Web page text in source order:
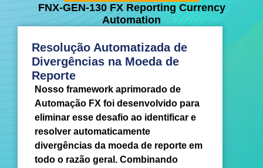
FNX-GEN-130 FX Reporting Currency
Automation
Resolução Automatizada de
Divergências na Moeda de
Reporte
Nosso framework aprimorado de
Automação FX foi desenvolvido para
eliminar esse desafio ao identificar e
resolver automaticamente
divergências da moeda de reporte em
todo o razão geral. Combinando